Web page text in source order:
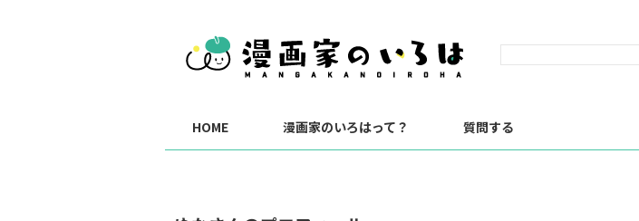
HOME 漫画家のいろはって？ 質問する